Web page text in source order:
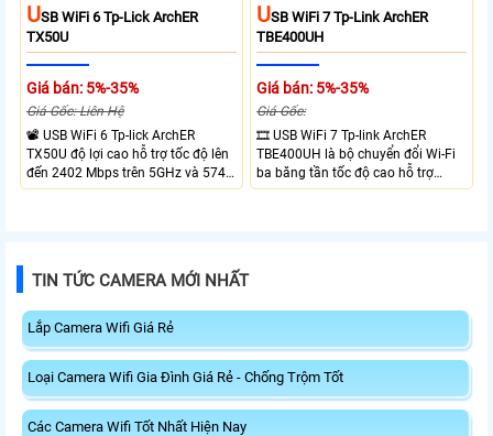
USB WiFi 6 Tp-Lick ArchER
TX50U
Giá bán: 5%-35%
Giá Gốc: Liên Hệ
📽 USB WiFi 6 Tp-lick ArchER
TX50U độ lợi cao hỗ trợ tốc độ lên
đến 2402 Mbps trên 5GHz và 574
Mbps trên 2.4GHz mang đến kết
liệu nhanh, kết hợp WPA3 tăng
USB WiFi 7 Tp-Link ArchER
TBE400UH
Giá bán: 5%-35%
Giá Gốc:
🎞 USB WiFi 7 Tp-link ArchER
TBE400UH là bộ chuyển đổi Wi-Fi
ba băng tần tốc độ cao hỗ trợ
2882 Mbps trên 6GHz, 2882 Mbps
TIN TỨC CAMERA MỚI NHẤT
Lắp Camera Wifi Giá Rẻ
Loại Camera Wifi Gia Đình Giá Rẻ - Chống Trộm Tốt
Các Camera Wifi Tốt Nhất Hiện Nay